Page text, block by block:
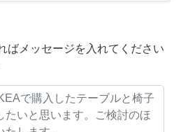
ばメッセージを入れてください